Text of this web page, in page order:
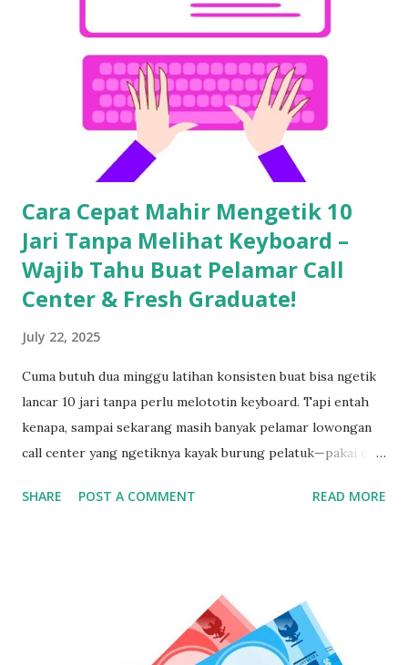
Cara Cepat Mahir Mengetik 10
Jari Tanpa Melihat Keyboard –
Wajib Tahu Buat Pelamar Call
Center & Fresh Graduate!
July 22, 2025
Cuma butuh dua minggu latihan konsisten buat bisa ngetik
lancar 10 jari tanpa perlu melototin keyboard. Tapi entah
kenapa, sampai sekarang masih banyak pelamar lowongan
call center yang ngetiknya kayak burung pelatuk—pakai dua
utama kalau kerja di dunia pelayanan pelanggan. Gak Bisa
bikin pelanggan frustasi. Nah, biar gak ketinggalan dan
ditinggal recruiter, yuk simak cara belajar touch typing
yang cepat, gratis, dan 100% bisa dilakukan siapa aja—even
SHARE POST A COMMENT READ MORE